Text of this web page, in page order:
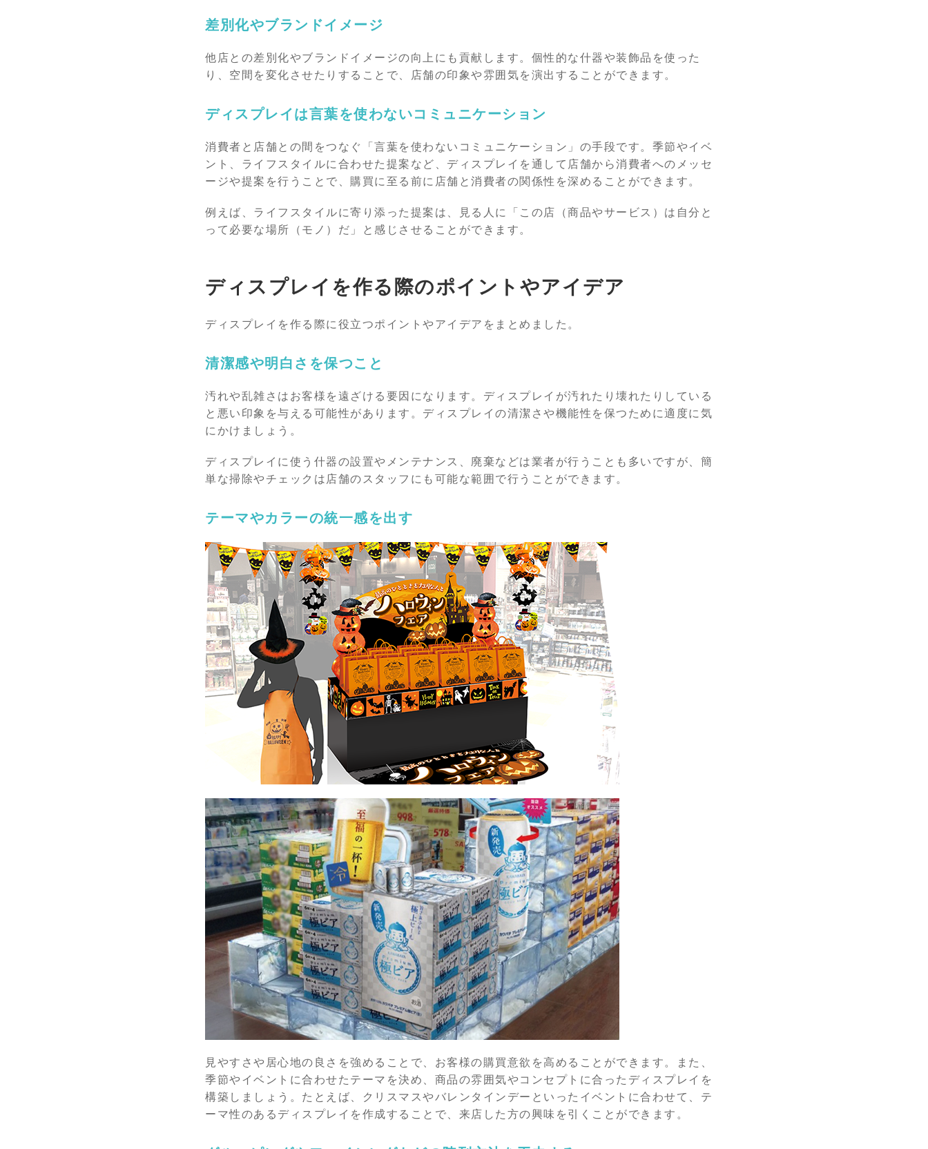
差別化やブランドイメージ
他店との差別化やブランドイメージの向上にも貢献します。個性的な什器や装飾品を使った
り、空間を変化させたりすることで、店舗の印象や雰囲気を演出することができます。
ディスプレイは言葉を使わないコミュニケーション
消費者と店舗との間をつなぐ「言葉を使わないコミュニケーション」の手段です。季節やイベ
ント、ライフスタイルに合わせた提案など、ディスプレイを通して店舗から消費者へのメッセ
ージや提案を行うことで、購買に至る前に店舗と消費者の関係性を深めることができます。
例えば、ライフスタイルに寄り添った提案は、見る人に「この店（商品やサービス）は自分と
って必要な場所（モノ）だ」と感じさせることができます。
ディスプレイを作る際のポイントやアイデア
ディスプレイを作る際に役立つポイントやアイデアをまとめました。
清潔感や明白さを保つこと
汚れや乱雑さはお客様を遠ざける要因になります。ディスプレイが汚れたり壊れたりしている
と悪い印象を与える可能性があります。ディスプレイの清潔さや機能性を保つために適度に気
にかけましょう。
ディスプレイに使う什器の設置やメンテナンス、廃棄などは業者が行うことも多いですが、簡
単な掃除やチェックは店舗のスタッフにも可能な範囲で行うことができます。
テーマやカラーの統一感を出す
見やすさや居心地の良さを強めることで、お客様の購買意欲を高めることができます。また、
季節やイベントに合わせたテーマを決め、商品の雰囲気やコンセプトに合ったディスプレイを
構築しましょう。たとえば、クリスマスやバレンタインデーといったイベントに合わせて、テ
ーマ性のあるディスプレイを作成することで、来店した方の興味を引くことができます。